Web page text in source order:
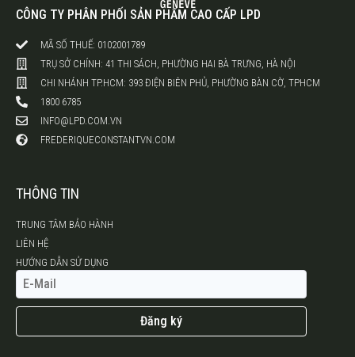
CÔNG TY PHÂN PHỐI SẢN PHẨM CAO CẤP LPD
MÃ SỐ THUẾ: 0102001789
TRỤ SỞ CHÍNH: 41 THI SÁCH, PHƯỜNG HAI BÀ TRƯNG, HÀ NỘI
CHI NHÁNH TP.HCM: 393 ĐIỆN BIÊN PHỦ, PHƯỜNG BÀN CỜ, TPHCM
1800 6785
INFO@LPD.COM.VN
FREDERIQUECONSTANTVN.COM
THÔNG TIN
TRUNG TÂM BẢO HÀNH
LIÊN HỆ
HƯỚNG DẪN SỬ DỤNG
Đăng ký